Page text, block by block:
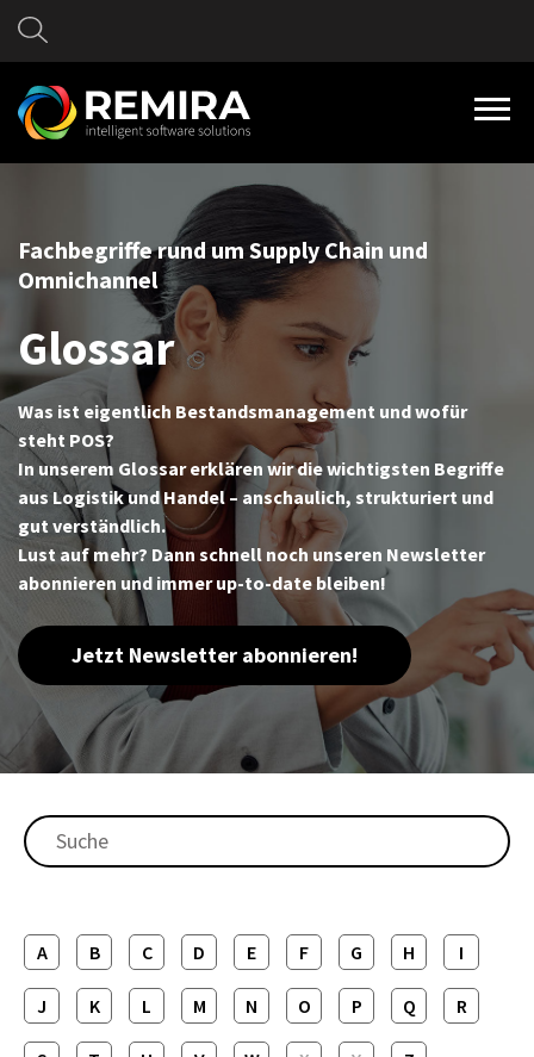
Fachbegriffe rund um Supply Chain und
Omnichannel
Glossar
Was ist eigentlich Bestandsmanagement und wofür
steht POS?
In unserem Glossar erklären wir die wichtigsten Begriffe
aus Logistik und Handel – anschaulich, strukturiert und
gut verständlich.
Lust auf mehr? Dann schnell noch unseren Newsletter
abonnieren und immer up-to-date bleiben!
Jetzt Newsletter abonnieren!
A B C D E F G H I
J K L M N O P Q R